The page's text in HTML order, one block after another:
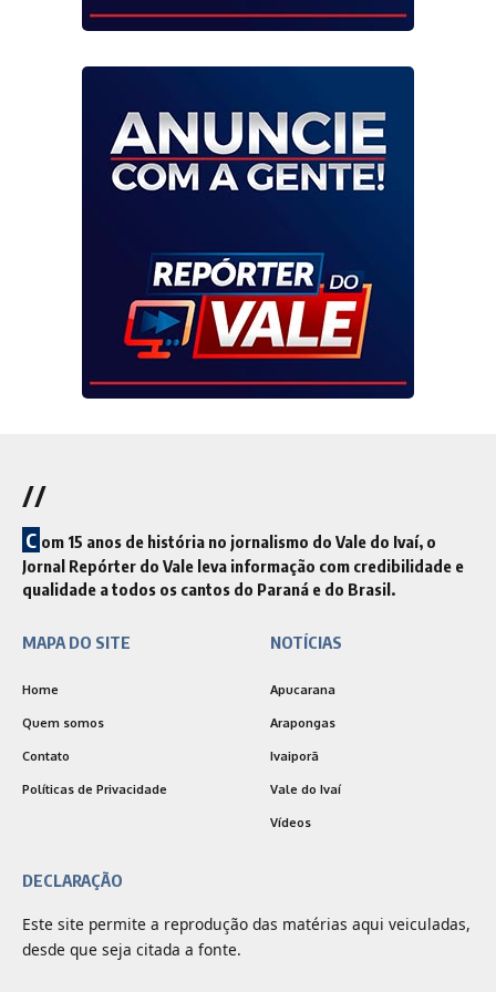
//
C om 15 anos de história no jornalismo do Vale do Ivaí, o
Jornal Repórter do Vale leva informação com credibilidade e
qualidade a todos os cantos do Paraná e do Brasil.
MAPA DO SITE
Home
Quem somos
Contato
Políticas de Privacidade
NOTÍCIAS
Apucarana
Arapongas
Ivaiporã
Vale do Ivaí
Vídeos
DECLARAÇÃO
Este site permite a reprodução das matérias aqui veiculadas,
desde que seja citada a fonte.